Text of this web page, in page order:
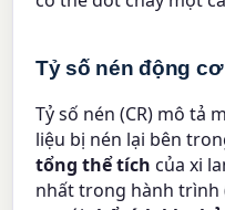
Tỷ số nén động
Tỷ số nén (CR) mô tả
liệu bị nén lại bên
tổng thể tích của xi
nhất trong hành trình